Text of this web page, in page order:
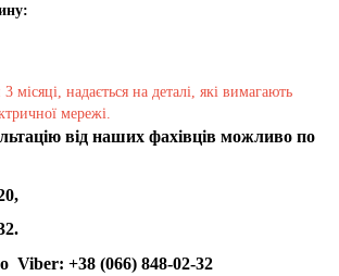
місяці, надається на деталі, які вимагають
мережі.
від наших фахівців можливо по
Viber: +38 (066) 848-02-32